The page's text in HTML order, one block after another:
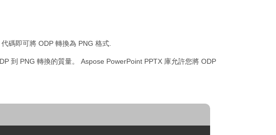
碼即可將 ODP 轉換為 PNG 格式.
到 PNG 轉換的質量。 Aspose PowerPoint PPTX 庫允許您將 ODP